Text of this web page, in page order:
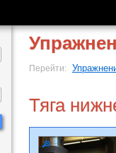
Перейти:
Тяга